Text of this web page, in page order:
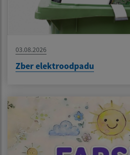
03.08.2026
Zber elektroodpadu